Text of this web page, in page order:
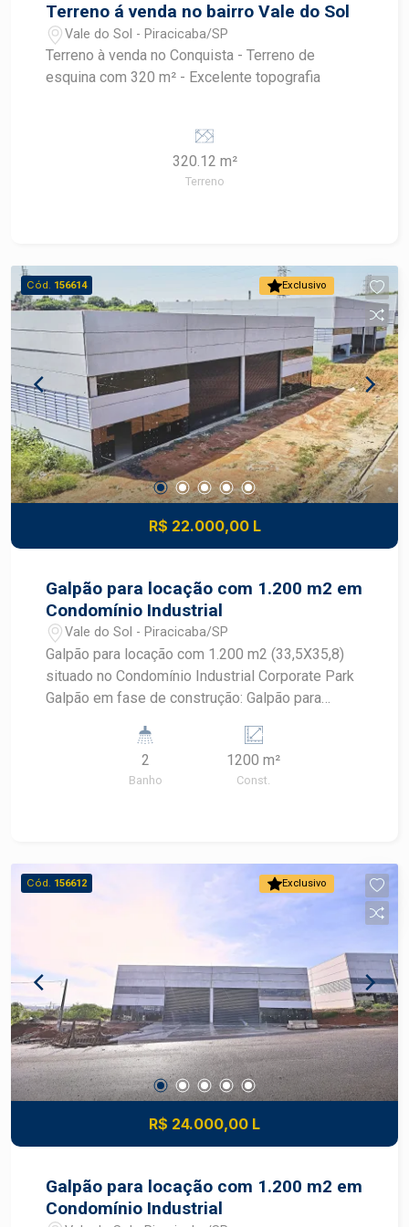
Terreno á venda no bairro Vale do Sol
Vale do Sol - Piracicaba/SP
Terreno à venda no Conquista - Terreno de
esquina com 320 m² - Excelente topografia
320.12 m²
Terreno
Exclusivo
Cód. 156614
R$ 22.000,00 L
Galpão para locação com 1.200 m2 em
Condomínio Industrial
Vale do Sol - Piracicaba/SP
Galpão para locação com 1.200 m2 (33,5X35,8)
situado no Condomínio Industrial Corporate Park
Galpão em fase de construção: Galpão para
localização privilegiada: ao lado da Rodovia
SP304 (Rodovia Geraldo de Barros, KM 173),
com saída para varias cidades vizinhas tais com:
Vestiários; - Piso de alta resistência 6 toneladas
por metro quadrado; - Cisterna de 2.000 litros; -
moldado; - Telha zipada com face felt com
proteção termo acústica; - Iluminação em LED.
Oportunidade exclusiva, agende sua visita.
2
Banho
1200 m²
Const.
Exclusivo
Cód. 156612
R$ 24.000,00 L
Galpão para locação com 1.200 m2 em
Condomínio Industrial